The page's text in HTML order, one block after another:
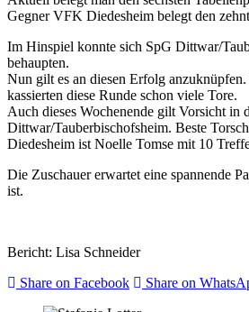
Gegner VFK Diedesheim belegt den
Im Hinspiel konnte sich SpG Dittwar/
behaupten.
Nun gilt es an diesen Erfolg
kassierten diese Runde schon viele Tore.
Auch dieses Wochenende gilt Vorsicht in
Dittwar/Tauberbischofsheim. Beste
Diedesheim ist Noelle Tomse mit 10
Die Zuschauer erwartet eine spannende
ist.
Bericht: Lisa Schneider
Share on Facebook
Share on